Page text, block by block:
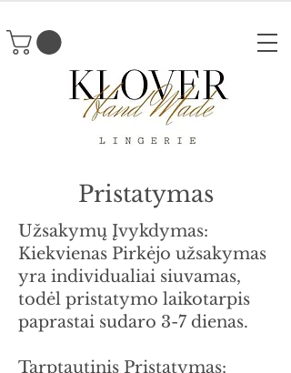
Pristatymas
Užsakymų Įvykdymas:
Kiekvienas Pirkėjo užsakymas
yra individualiai siuvamas,
todėl pristatymo laikotarpis
paprastai sudaro 3-7 dienas.
Tarptautinis Pristatymas: